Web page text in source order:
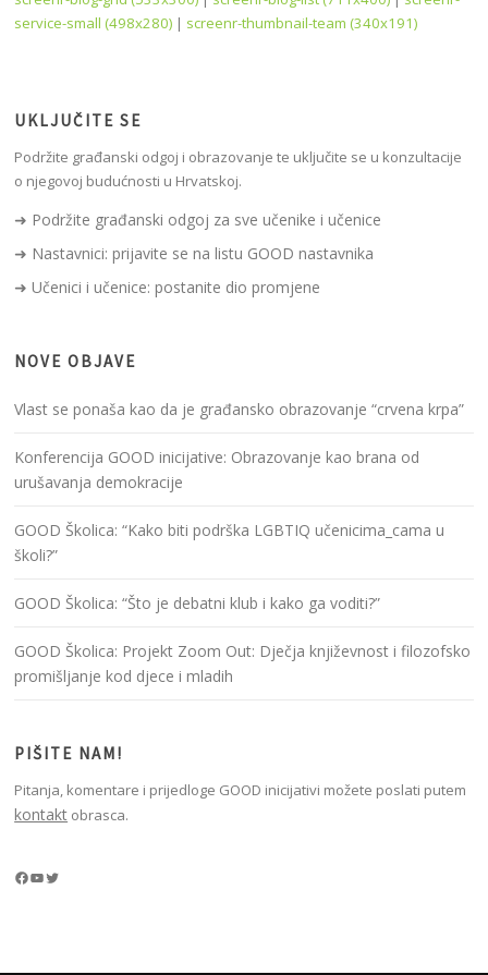
service-small (498x280) | screenr-thumbnail-team (340x191)
UKLJUČITE SE
Podržite građanski odgoj i obrazovanje te uključite se u konzultacije
o njegovoj budućnosti u Hrvatskoj.
➜ Podržite građanski odgoj za sve učenike i učenice
➜ Nastavnici: prijavite se na listu GOOD nastavnika
➜ Učenici i učenice: postanite dio promjene
NOVE OBJAVE
Vlast se ponaša kao da je građansko obrazovanje “crvena krpa”
Konferencija GOOD inicijative: Obrazovanje kao brana od
urušavanja demokracije
GOOD Školica: “Kako biti podrška LGBTIQ učenicima_cama u
školi?”
GOOD Školica: “Što je debatni klub i kako ga voditi?”
GOOD Školica: Projekt Zoom Out: Dječja književnost i filozofsko
promišljanje kod djece i mladih
PIŠITE NAM!
Pitanja, komentare i prijedloge GOOD inicijativi možete poslati putem
kontakt obrasca.
Facebook
YouTube
Twitter